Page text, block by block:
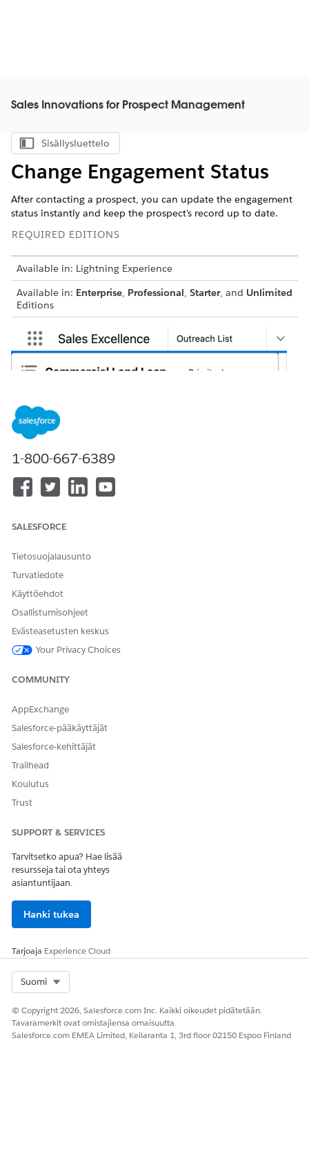
Sales Innovations for Prospect Management
Näytä sisällysluettelo
Sisällysluettelo
Change Engagement Status
After contacting a prospect, you can update the engagement
status instantly and keep the prospect's record up to date.
REQUIRED EDITIONS
Available in: Lightning Experience
Available in: Enterprise, Professional, Starter, and Unlimited
Editions
next to the prospect's name.
Select a status in the pop-up window.
The prospect's record automatically moves to the section
associated with the selected status.
1-800-667-6389
SALESFORCE
Tietosuojalausunto
Turvatiedote
Käyttöehdot
Osallistumisohjeet
Evästeasetusten keskus
Your Privacy Choices
COMMUNITY
AppExchange
Salesforce-pääkäyttäjät
Salesforce-kehittäjät
Trailhead
Koulutus
Trust
SUPPORT & SERVICES
Tarvitsetko apua? Hae lisää
resursseja tai ota yhteys
asiantuntijaan.
Hanki tukea
Tarjoaja Experience Cloud
Suomi
© Copyright 2026, Salesforce.com Inc. Kaikki oikeudet pidätetään.
Tavaramerkit ovat omistajiensa omaisuutta.
Salesforce.com EMEA Limited, Keilaranta 1, 3rd floor 02150 Espoo Finland